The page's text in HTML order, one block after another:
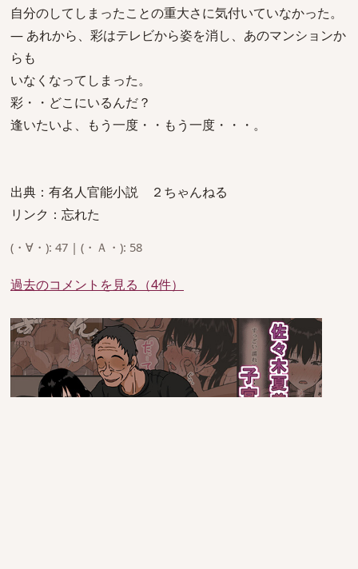
自分のしてしまったことの重大さに気付いていなかった。
― あれから、彩はテレビから姿を消し、あのマンションか
らも
いなくなってしまった。
彩・・どこにいるんだ？
逢いたいよ、もう一度・・もう一度・・・。
出典：有名人官能小説 ２ちゃんねる
リンク：忘れた
(・∀・): 47 | (・Ａ・): 58
過去のコメントを見る（4件）